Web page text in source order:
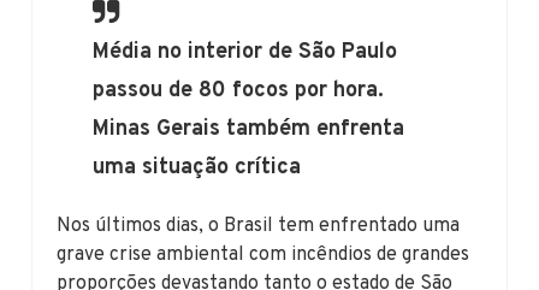
Média no interior de São Paulo
passou de 80 focos por hora.
Minas Gerais também enfrenta
uma situação crítica
Nos últimos dias, o Brasil tem enfrentado uma
grave crise ambiental com incêndios de grandes
proporções devastando tanto o estado de São